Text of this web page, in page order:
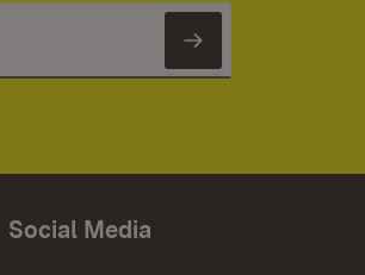
Newsletter
Social Media